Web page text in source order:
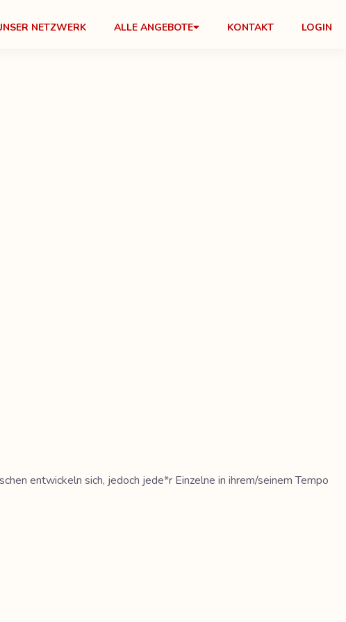
NETZWERK ALLE ANGEBOTE KONTAKT LOGIN
entwickeln sich, jedoch jede*r Einzelne in ihrem/seinem Tempo